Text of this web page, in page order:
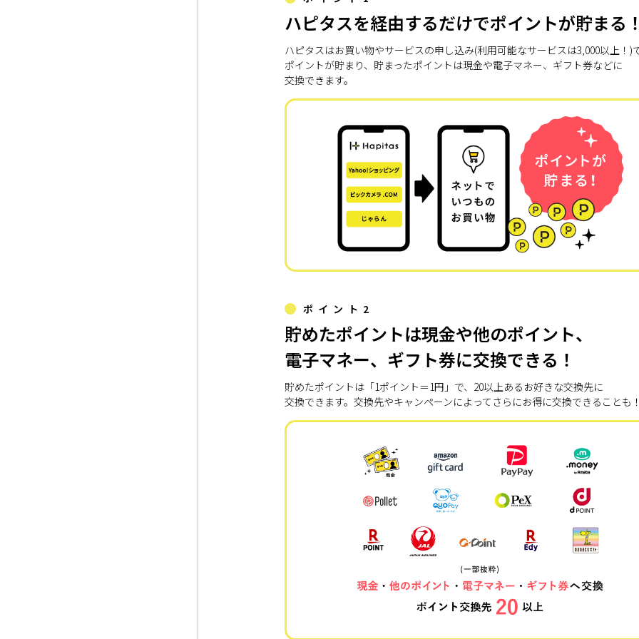
ハピタスを経由するだけでポイントが貯まる
ハピタスはお買い物やサービスの申し込み(利用可能なサービスは3,000以上！)
ポイントが貯まり、貯まったポイントは現金や電子マネー、ギフト券などに
交換できます。
ポイント2
貯めたポイントは現金や他のポイント、
電子マネー、ギフト券に交換できる！
貯めたポイントは「1ポイント＝1円」で、20以上あるお好きな交換先に
交換できます。交換先やキャンペーンによってさらにお得に交換できることも